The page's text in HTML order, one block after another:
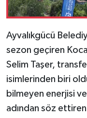
Ayvalıkgücü
sezon geçiren
Selim Taşer,
isimlerinden biri
bilmeyen enerjisi
adından söz